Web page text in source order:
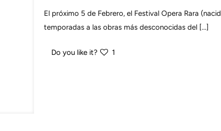
El próximo 5 de Febrero, el Festival Opera Rara
temporadas a las obras más desconocidas del[…]
Do you like it? 1